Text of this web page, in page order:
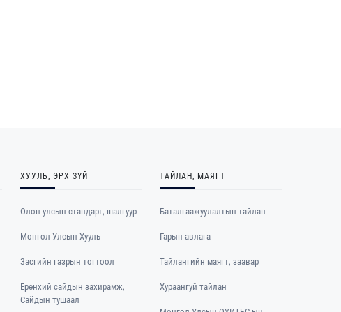
ХУУЛЬ, ЭРХ ЗҮЙ
Олон улсын стандарт, шалгуур
Монгол Улсын Хууль
Засгийн газрын тогтоол
Ерөнхий сайдын захирамж,
Сайдын тушаал
ТАЙЛАН, МАЯГТ
Баталгаажуулалтын тайлан
Гарын авлага
Тайлангийн маягт, заавар
Хураангуй тайлан